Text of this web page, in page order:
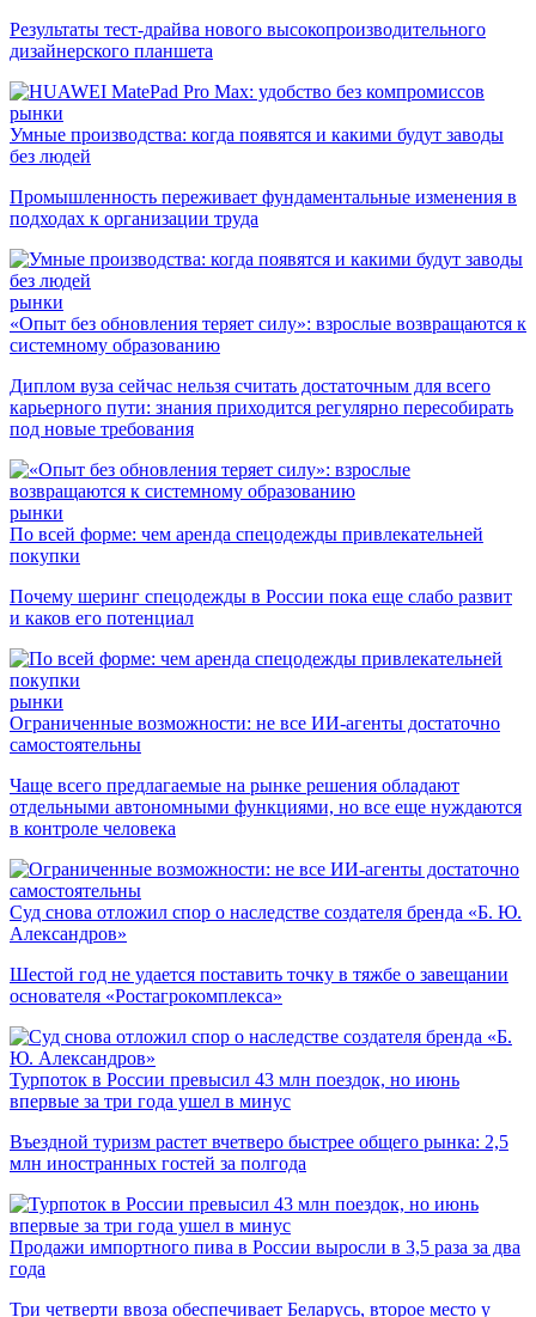
Результаты тест-драйва нового высокопроизводительного
дизайнерского планшета
рынки
Умные производства: когда появятся и какими будут заводы
без людей
Промышленность переживает фундаментальные изменения в
подходах к организации труда
рынки
«Опыт без обновления теряет силу»: взрослые возвращаются к
системному образованию
Диплом вуза сейчас нельзя считать достаточным для всего
карьерного пути: знания приходится регулярно пересобирать
под новые требования
рынки
По всей форме: чем аренда спецодежды привлекательней
покупки
Почему шеринг спецодежды в России пока еще слабо развит
и каков его потенциал
рынки
Ограниченные возможности: не все ИИ-агенты достаточно
самостоятельны
Чаще всего предлагаемые на рынке решения обладают
отдельными автономными функциями, но все еще нуждаются
в контроле человека
Суд снова отложил спор о наследстве создателя бренда «Б. Ю.
Александров»
Шестой год не удается поставить точку в тяжбе о завещании
основателя «Ростагрокомплекса»
Турпоток в России превысил 43 млн поездок, но июнь
впервые за три года ушел в минус
Въездной туризм растет вчетверо быстрее общего рынка: 2,5
млн иностранных гостей за полгода
Продажи импортного пива в России выросли в 3,5 раза за два
года
Три четверти ввоза обеспечивает Беларусь, второе место у